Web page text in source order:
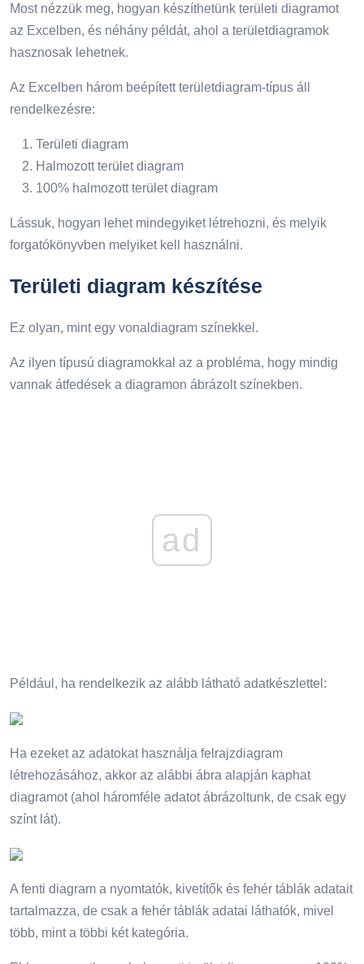
Most nézzük meg, hogyan készíthetünk területi diagramot
az Excelben, és néhány példát, ahol a területdiagramok
hasznosak lehetnek.
Az Excelben három beépített területdiagram-típus áll
rendelkezésre:
Területi diagram
Halmozott terület diagram
100% halmozott terület diagram
Lássuk, hogyan lehet mindegyiket létrehozni, és melyik
forgatókönyvben melyiket kell használni.
Területi diagram készítése
Ez olyan, mint egy vonaldiagram színekkel.
Az ilyen típusú diagramokkal az a probléma, hogy mindig
vannak átfedések a diagramon ábrázolt színekben.
ad
Például, ha rendelkezik az alább látható adatkészlettel:
Ha ezeket az adatokat használja felrajzdiagram
létrehozásához, akkor az alábbi ábra alapján kaphat
diagramot (ahol háromféle adatot ábrázoltunk, de csak egy
színt lát).
A fenti diagram a nyomtatók, kivetítők és fehér táblák adatait
tartalmazza, de csak a fehér táblák adatai láthatók, mivel
több, mint a többi két kategória.